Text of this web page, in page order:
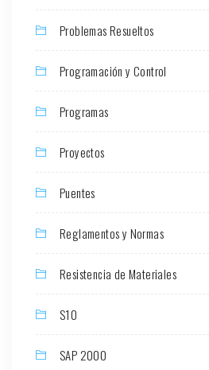
Problemas Resueltos
Programación y Control
Programas
Proyectos
Puentes
Reglamentos y Normas
Resistencia de Materiales
S10
SAP 2000